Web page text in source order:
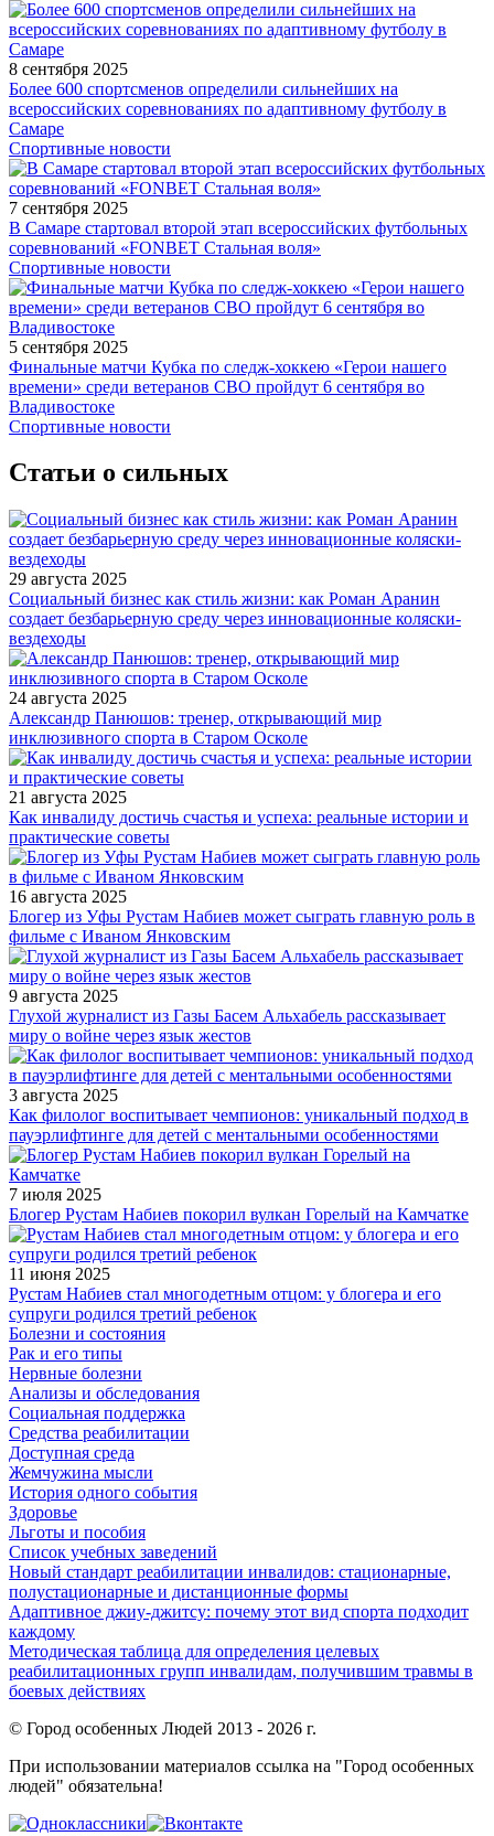
8 сентября 2025
Более 600 спортсменов определили сильнейших на
всероссийских соревнованиях по адаптивному футболу в
Самаре
Спортивные новости
7 сентября 2025
В Самаре стартовал второй этап всероссийских футбольных
соревнований «FONBET Стальная воля»
Спортивные новости
5 сентября 2025
Финальные матчи Кубка по следж-хоккею «Герои нашего
времени» среди ветеранов СВО пройдут 6 сентября во
Владивостоке
Спортивные новости
Статьи о сильных
29 августа 2025
Социальный бизнес как стиль жизни: как Роман Аранин
создает безбарьерную среду через инновационные коляски-
вездеходы
24 августа 2025
Александр Панюшов: тренер, открывающий мир
инклюзивного спорта в Старом Осколе
21 августа 2025
Как инвалиду достичь счастья и успеха: реальные истории и
практические советы
16 августа 2025
Блогер из Уфы Рустам Набиев может сыграть главную роль в
фильме с Иваном Янковским
9 августа 2025
Глухой журналист из Газы Басем Альхабель рассказывает
миру о войне через язык жестов
3 августа 2025
Как филолог воспитывает чемпионов: уникальный подход в
пауэрлифтинге для детей с ментальными особенностями
7 июля 2025
Блогер Рустам Набиев покорил вулкан Горелый на Камчатке
11 июня 2025
Рустам Набиев стал многодетным отцом: у блогера и его
супруги родился третий ребенок
Болезни и состояния
Рак и его типы
Нервные болезни
Анализы и обследования
Социальная поддержка
Средства реабилитации
Доступная среда
Жемчужина мысли
История одного события
Здоровье
Льготы и пособия
Список учебных заведений
Новый стандарт реабилитации инвалидов: стационарные,
полустационарные и дистанционные формы
Адаптивное джиу-джитсу: почему этот вид спорта подходит
каждому
Методическая таблица для определения целевых
реабилитационных групп инвалидам, получившим травмы в
боевых действиях
© Город особенных Людей 2013 - 2026 г.
При использовании материалов ссылка на "Город особенных
людей" обязательна!